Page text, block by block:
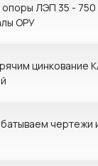
ЛЭП 35 - 750
ОРУ
цинкование
чертежи
файл